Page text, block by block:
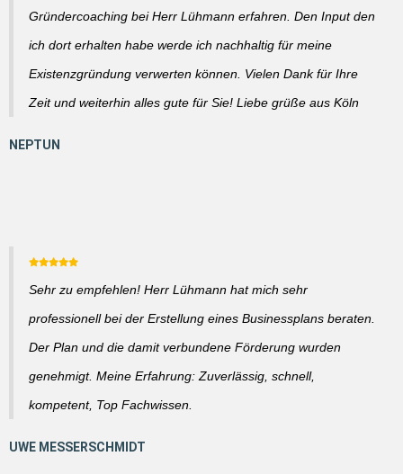
Gründercoaching bei Herr Lühmann erfahren. Den Input den
ich dort erhalten habe werde ich nachhaltig für meine
Existenzgründung verwerten können. Vielen Dank für Ihre
Zeit und weiterhin alles gute für Sie! Liebe grüße aus Köln
Sehr zu empfehlen! Herr Lühmann hat mich sehr
professionell bei der Erstellung eines Businessplans beraten.
Der Plan und die damit verbundene Förderung wurden
genehmigt. Meine Erfahrung: Zuverlässig, schnell,
kompetent, Top Fachwissen.